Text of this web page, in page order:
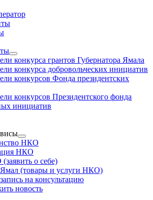
конкурса грантов Губернатора Ямала
конкурса добровольческих инициатив
конкурсов Фонда президентских
конкурсов Президентского фонда
инициатив
НКО
НКО
о себе)
(товары и услуги НКО)
на консультацию
новость